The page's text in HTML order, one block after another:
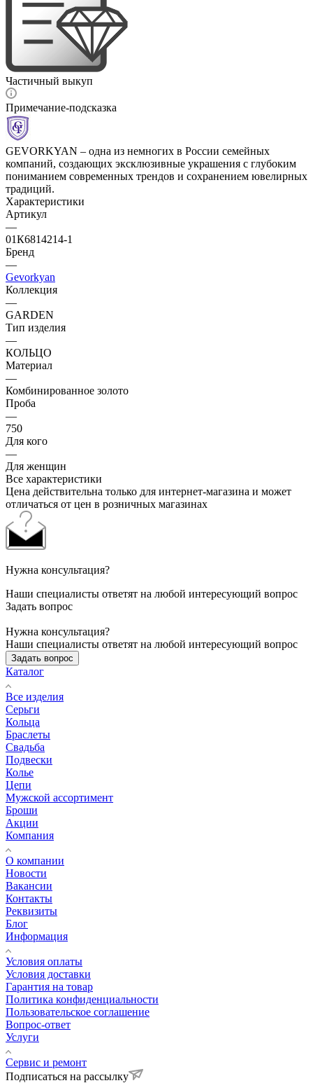
Частичный выкуп
Примечание-подсказка
GEVORKYAN – одна из немногих в России семейных
компаний, создающих эксклюзивные украшения с глубоким
пониманием современных трендов и сохранением ювелирных
традиций.
Характеристики
Артикул
—
01К6814214-1
Бренд
—
Gevorkyan
Коллекция
—
GARDEN
Тип изделия
—
КОЛЬЦО
Материал
—
Комбинированное золото
Проба
—
750
Для кого
—
Для женщин
Все характеристики
Цена действительна только для интернет-магазина и может
отличаться от цен в розничных магазинах
Нужна консультация?
Наши специалисты ответят на любой интересующий вопрос
Задать вопрос
Нужна консультация?
Наши специалисты ответят на любой интересующий вопрос
Задать вопрос
Каталог
Все изделия
Серьги
Кольца
Браслеты
Свадьба
Подвески
Колье
Цепи
Мужской ассортимент
Броши
Акции
Компания
О компании
Новости
Вакансии
Контакты
Реквизиты
Блог
Информация
Условия оплаты
Условия доставки
Гарантия на товар
Политика конфиденциальности
Пользовательское соглашение
Вопрос-ответ
Услуги
Сервис и ремонт
Подписаться на рассылку